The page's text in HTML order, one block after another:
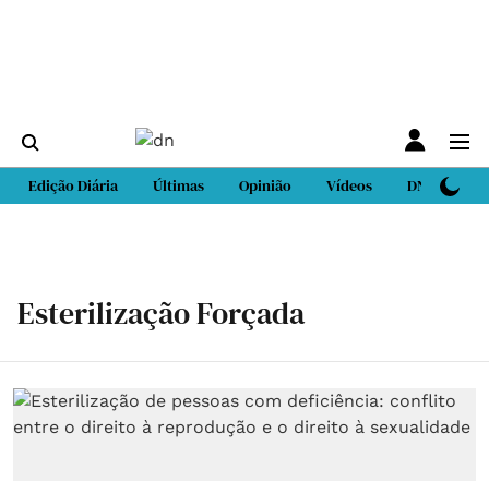
Edição Diária Últimas Opinião Vídeos DN Sport
Esterilização Forçada